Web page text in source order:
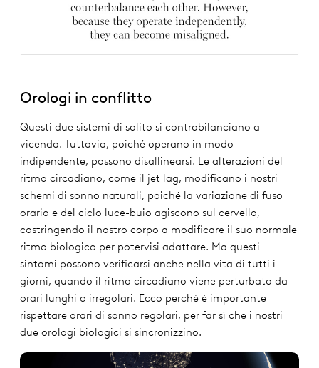
Orologi in conflitto
Questi due sistemi di solito si controbilanciano a
vicenda. Tuttavia, poiché operano in modo
indipendente, possono disallinearsi. Le alterazioni del
ritmo circadiano, come il jet lag, modificano i nostri
schemi di sonno naturali, poiché la variazione di fuso
orario e del ciclo luce-buio agiscono sul cervello,
costringendo il nostro corpo a modificare il suo normale
ritmo biologico per potervisi adattare. Ma questi
sintomi possono verificarsi anche nella vita di tutti i
giorni, quando il ritmo circadiano viene perturbato da
orari lunghi o irregolari. Ecco perché è importante
rispettare orari di sonno regolari, per far sì che i nostri
due orologi biologici si sincronizzino.